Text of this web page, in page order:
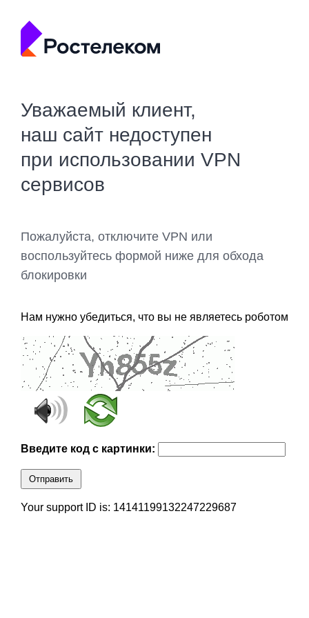
Уважаемый клиент,
наш сайт недоступен
при использовании VPN
сервисов
Пожалуйста, отключите VPN или
воспользуйтесь формой ниже для обхода
блокировки
Нам нужно убедиться, что вы не являетесь роботом
Введите код с картинки:
Отправить
Your support ID is: 14141199132247229687